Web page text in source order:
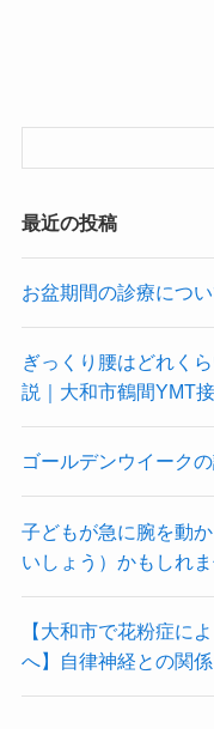
最近の投稿
お盆期間の診療につ
ぎっくり腰はどれく
説｜大和市鶴間YMT
ゴールデンウイーク
子どもが急に腕を動
いしょう）かもしれ
【大和市で花粉症に
へ】自律神経との関係